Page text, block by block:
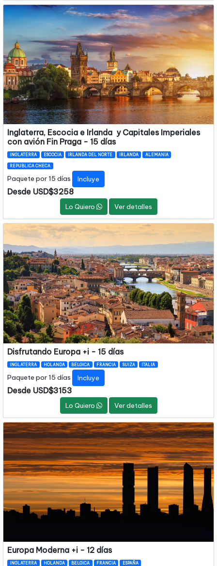
Inglaterra, Escocia e Irlanda y Capitales Imperiales
con avión Fin Praga - 15 días
INGLATERRA ESCOCIA IRLANDA DEL NORTE IRLANDA ALEMANIA
REPUBLICA CHECA
Paquete por 15 días Incluye
Desde USD$3258
Lo Quiero Ver detalles
Disfrutando Europa +i - 15 días
INGLATERRA HOLANDA BELGICA FRANCIA SUIZA ITALIA
Paquete por 15 días Incluye
Desde USD$3153
Lo Quiero Ver detalles
Europa Moderna +i - 12 días
INGLATERRA HOLANDA BELGICA FRANCIA ESPAÑA